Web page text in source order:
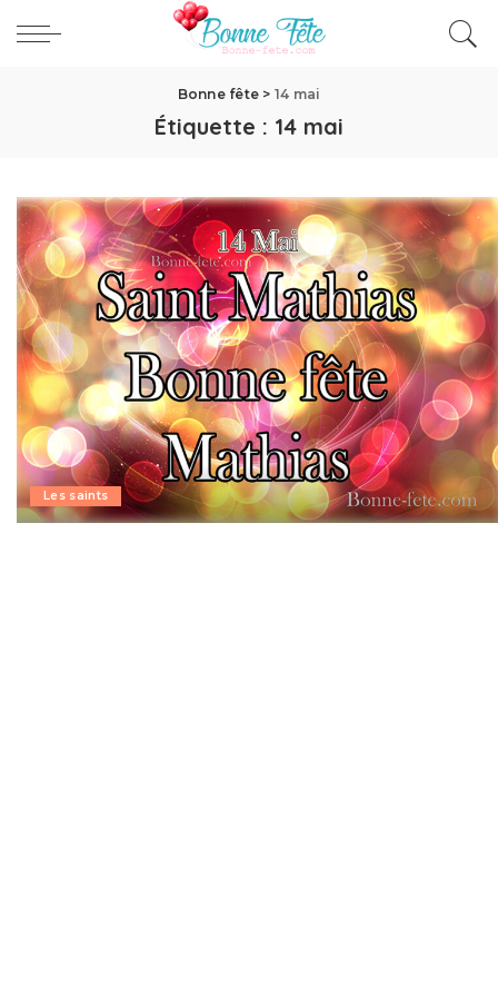
Bonne fête > 14 mai
Étiquette : 14 mai
Les saints